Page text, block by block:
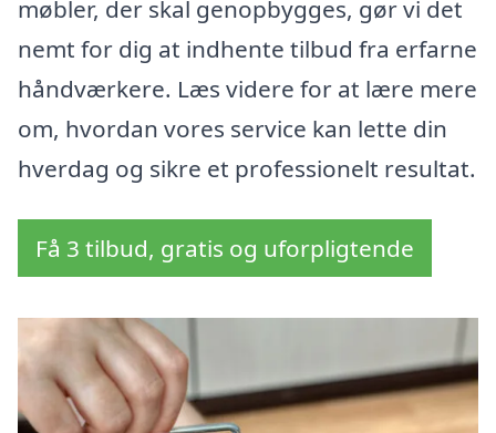
møbler, der skal genopbygges, gør vi det
nemt for dig at indhente tilbud fra erfarne
håndværkere. Læs videre for at lære mere
om, hvordan vores service kan lette din
hverdag og sikre et professionelt resultat.
Få 3 tilbud, gratis og uforpligtende